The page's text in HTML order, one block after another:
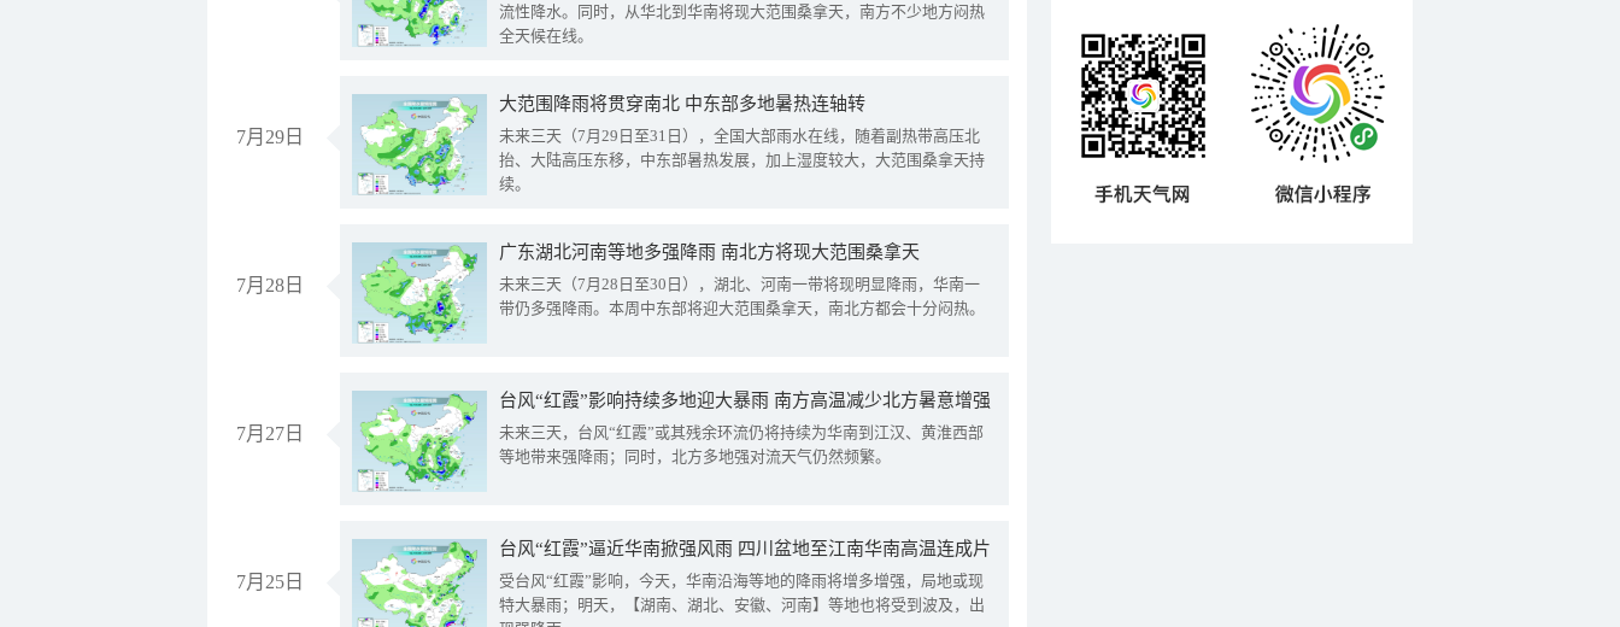
流性降水。同时，从华北到华南将现大范围桑拿天，南方不少地方闷热
全天候在线。
7月29日
大范围降雨将贯穿南北 中东部多地暑热连轴转
未来三天（7月29日至31日），全国大部雨水在线，随着副热带高压北
抬、大陆高压东移，中东部暑热发展，加上湿度较大，大范围桑拿天持
续。
7月28日
广东湖北河南等地多强降雨 南北方将现大范围桑拿天
未来三天（7月28日至30日），湖北、河南一带将现明显降雨，华南一
带仍多强降雨。本周中东部将迎大范围桑拿天，南北方都会十分闷热。
7月27日
台风“红霞”影响持续多地迎大暴雨 南方高温减少北方暑意增强
未来三天，台风“红霞”或其残余环流仍将持续为华南到江汉、黄淮西部
等地带来强降雨；同时，北方多地强对流天气仍然频繁。
7月25日
台风“红霞”逼近华南掀强风雨 四川盆地至江南华南高温连成片
受台风“红霞”影响，今天，华南沿海等地的降雨将增多增强，局地或现
特大暴雨；明天，【湖南、湖北、安徽、河南】等地也将受到波及，出